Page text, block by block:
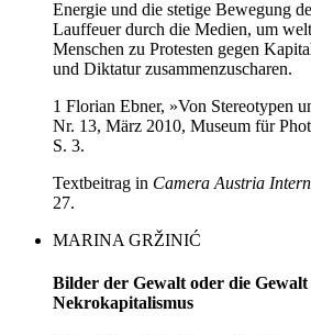
Energie und die stetige Bewegung
Lauffeuer durch die Medien, um
Menschen zu Protesten gegen
und Diktatur zusammenzuscharen.
1 Florian Ebner, »Von Stereotypen
Nr. 13, März 2010, Museum für
S. 3.
Textbeitrag in Camera Austria
27.
MARINA GRŽINIĆ
Bilder der Gewalt oder die Gewalt
Nekrokapitalismus